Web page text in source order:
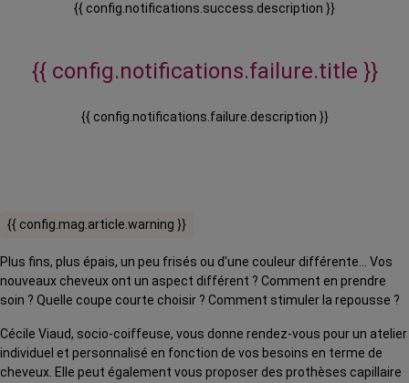
{{ config.notifications.success.description }}
{{ config.notifications.failure.title }}
{{ config.notifications.failure.description }}
{{ config.mag.article.warning }}
Plus fins, plus épais, un peu frisés ou d’une couleur différente… Vos
nouveaux cheveux ont un aspect différent ? Comment en prendre
soin ? Quelle coupe courte choisir ? Comment stimuler la repousse ?
Cécile Viaud, socio-coiffeuse, vous donne rendez-vous pour un atelier
individuel et personnalisé en fonction de vos besoins en terme de
cheveux. Elle peut également vous proposer des prothèses capillaire